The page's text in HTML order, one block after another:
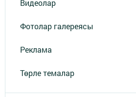
Видеолар
Фотолар галереясы
Реклама
Төрле темалар